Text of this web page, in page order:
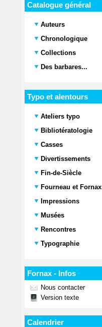
Catalogue général
Auteurs
Chronologique
Collections
Des barbares...
Typo et alentours
Ateliers typo
Bibliotératologie
Casses
Divertissements
Fin-de-Siècle
Fourneau et Fornax
Impressions
Musées
Rencontres
Typographie
Fornax - Infos
Nous contacter
Version texte
Calendrier